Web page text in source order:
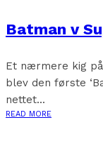
Batman v
Et nærmere kig på
blev den første
nettet...
READ MORE